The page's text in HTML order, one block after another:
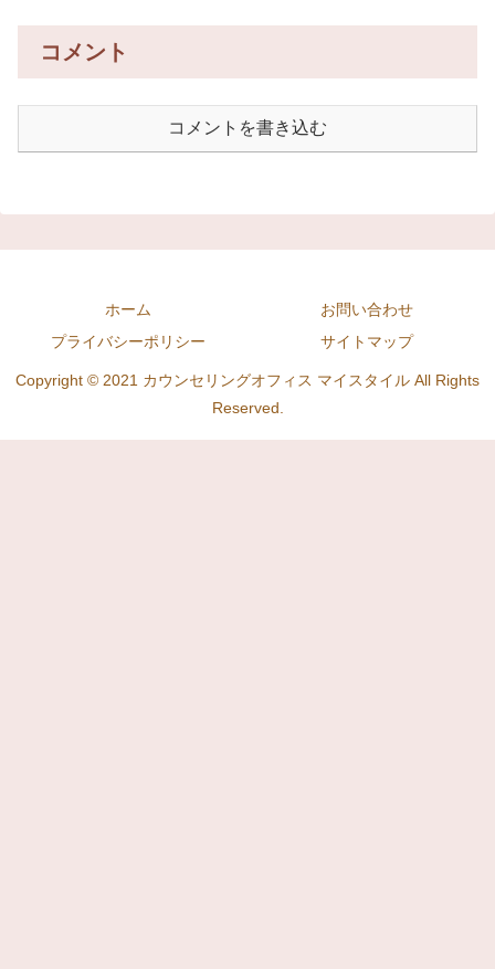
コメント
コメントを書き込む
ホーム
お問い合わせ
プライバシーポリシー
サイトマップ
Copyright © 2021 カウンセリングオフィス マイスタイル All Rights
Reserved.